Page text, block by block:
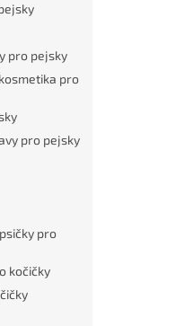
pro pejsky
pro
pro pejsky
pro
kočičky